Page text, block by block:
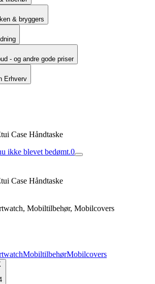
& bryggers
- og andre gode priser
Erhverv
Case Håndtaske
ikke blevet bedømt.0
Case Håndtaske
Mobiltilbehør, Mobilcovers
MobiltilbehørMobilcovers